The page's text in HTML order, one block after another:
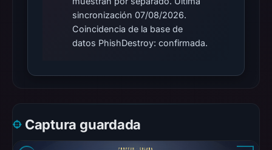
26,
2026
at
03:08
0
community
sincronización 07/08/2026.
Coincidencia de la base de
datos PhishDestroy: confirmada.
Captura guardada